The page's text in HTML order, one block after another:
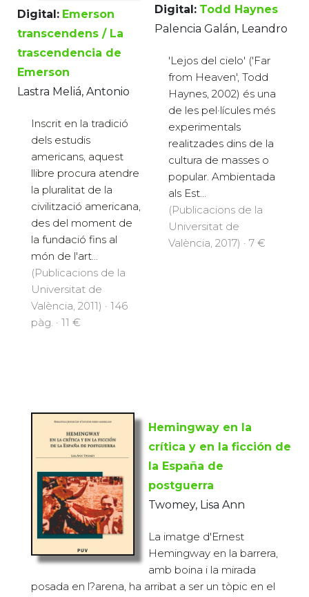
Digital: Emerson
transcendens / La
trascendencia de
Emerson
Lastra Meliá, Antonio
Inscrit en la tradició
dels estudis
americans, aquest
llibre procura atendre
la pluralitat de la
civilització americana,
des del moment de
la fundació fins al
món de l'art...
(Publicacions de la
Universitat de
València, 2011) · 146
pàg. · 11 €
Digital: Todd Haynes
Palencia Galán, Leandro
'Lejos del cielo' ('Far
from Heaven', Todd
Haynes, 2002) és una
de les pel·lícules més
experimentals
realitzades dins de la
cultura de masses o
popular. Ambientada
als Est...
(Publicacions de la
Universitat de
València, 2017) · 7 €
Hemingway en la
crítica y en la ficción de
la España de
postguerra
Twomey, Lisa Ann
La imatge d'Ernest
Hemingway en la barrera,
amb boina i la mirada
posada en l?arena, ha arribat a ser un tòpic en el